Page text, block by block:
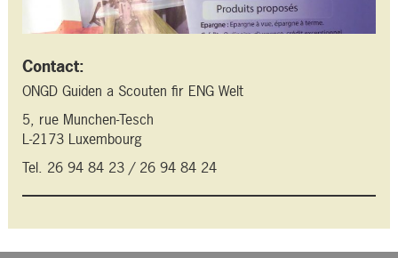
Contact:
ONGD Guiden a Scouten fir ENG Welt
5, rue Munchen-Tesch
L-2173 Luxembourg
Tel. 26 94 84 23 / 26 94 84 24